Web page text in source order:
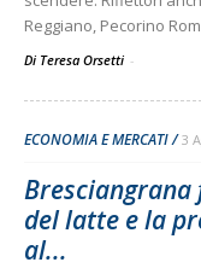
Reggiano, Pecorino
Di Teresa Orsetti -
ECONOMIA E MERCATI 3
del latte e la
al...